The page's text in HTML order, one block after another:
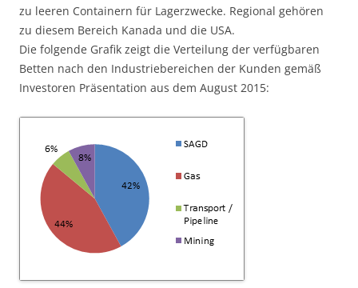
zu leeren Containern für Lagerzwecke. Regional gehören
zu diesem Bereich Kanada und die USA.
Die folgende Grafik zeigt die Verteilung der verfügbaren
Betten nach den Industriebereichen der Kunden gemäß
Investoren Präsentation aus dem August 2015: